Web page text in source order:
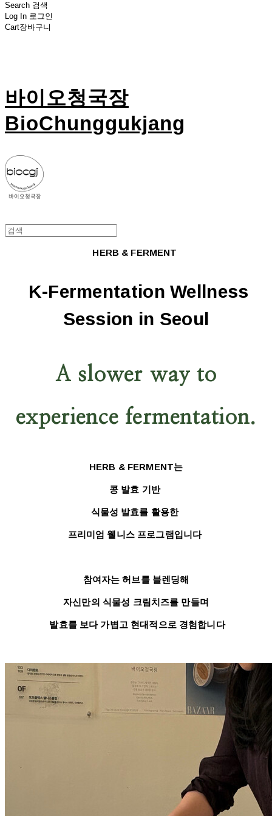
Search 검색
Log In 로그인
Cart장바구니
바이오청국장
BioChunggukjang
HERB & FERMENT
K-Fermentation Wellness
Session in Seoul
A slower way to
experience fermentation.
HERB & FERMENT는
콩 발효 기반
식물성 발효를 활용한
프리미엄 웰니스 프로그램입니다
참여자는 허브를 블렌딩해
자신만의 식물성 크림치즈를 만들며
발효를 보다 가볍고 현대적으로 경험합니다